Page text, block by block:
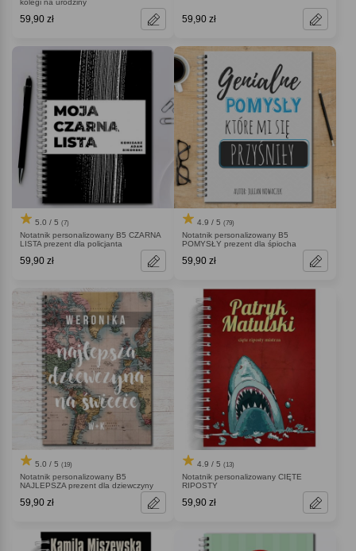
kolegi na urodziny
59,90 zł 59,90 zł
5.0 / 5 (7)
Notatnik personalizowany B5 CZARNA
LISTA prezent dla policjanta
59,90 zł
4.9 / 5 (79)
Notatnik personalizowany B5
POMYSŁY prezent dla śpiocha
59,90 zł
5.0 / 5 (19)
Notatnik personalizowany B5
NAJLEPSZA prezent dla dziewczyny
59,90 zł
4.9 / 5 (13)
Notatnik personalizowany CIĘTE
RIPOSTY
59,90 zł